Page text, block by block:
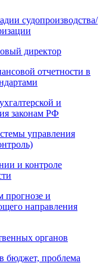
судопроизводства/
директор
отчетности в
и
законам РФ
управления
и контроле
прогнозе и
направления
органов
бюджет, проблема